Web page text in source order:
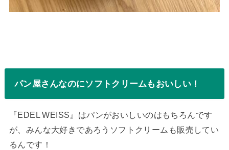
パン屋さんなのにソフトクリームもおいしい！
『EDEL WEISS』はパンがおいしいのはもちろんです
が、みんな大好きであろうソフトクリームも販売してい
るんです！